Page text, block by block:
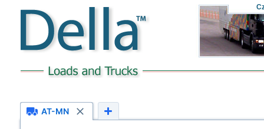
AT-MN